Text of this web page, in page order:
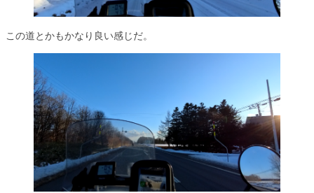
この道とかもかなり良い感じだ。